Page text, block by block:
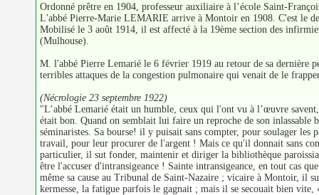
Ordonné prêtre en 1904, professeur auxiliaire à l’école Saint-
L'abbé Pierre-Marie LEMARIE arrive à Montoir en 1908. C'est le
Mobilisé le 3 août 1914, il est affecté à la 19ème section des
(Mulhouse).
M. l'abbé Pierre Lemarié le 6 février 1919 au retour de sa dernière
terribles attaques de la congestion pulmonaire qui venait de le
(Nécrologie 23 septembre 1922)
"L’abbé Lemarié était un humble, ceux qui l'ont vu à l’œuvre
était bon. Quand on semblait lui faire un reproche de son
séminaristes. Sa bourse! il y puisait sans compter, pour soulager
travail, pour leur procurer de l'argent ! Mais ce qu'il donnait sans
particulier, il sut fonder, maintenir et diriger la bibliothèque
être l'accuser d'intransigeance ! Sainte intransigeance, en tout cas
même sa cause au Tribunal de Saint-Nazaire ; vicaire à Montoir, il
kermesse, la fatigue parfois le gagnait ; mais il se secouait bien